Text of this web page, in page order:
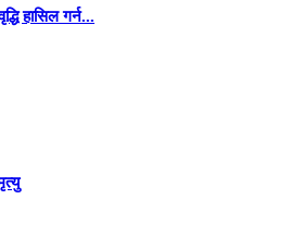
हासिल गर्न...